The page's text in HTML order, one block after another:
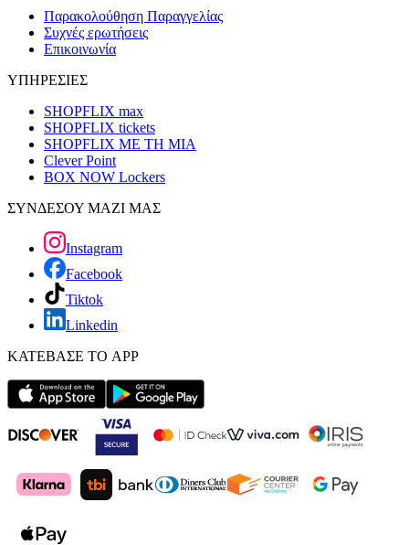
Παρακολούθηση Παραγγελίας
Συχνές ερωτήσεις
Επικοινωνία
ΥΠΗΡΕΣΙΕΣ
SHOPFLIX max
SHOPFLIX tickets
SHOPFLIX ΜΕ ΤΗ ΜΙΑ
Clever Point
BOX NOW Lockers
ΣΥΝΔΕΣΟΥ ΜΑΖΙ ΜΑΣ
Instagram
Facebook
Tiktok
Linkedin
ΚΑΤΕΒΑΣΕ ΤΟ APP